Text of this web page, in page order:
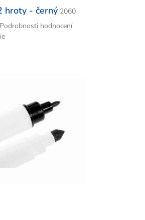
hroty - černý 2060
Podrobnosti hodnocení